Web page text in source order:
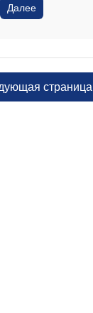
Далее
страница